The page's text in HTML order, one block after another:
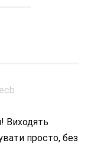
Виходять
просто, без